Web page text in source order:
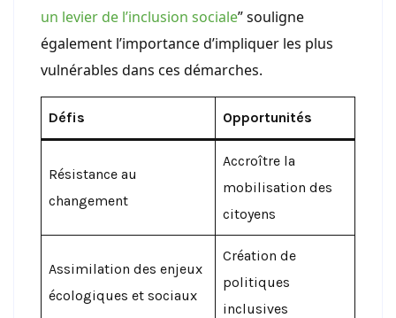
un levier de l’inclusion sociale” souligne
également l’importance d’impliquer les plus
vulnérables dans ces démarches.
Défis Opportunités
Résistance au
changement
Accroître la
mobilisation des
citoyens
Assimilation des enjeux
écologiques et sociaux
Création de
politiques
inclusives